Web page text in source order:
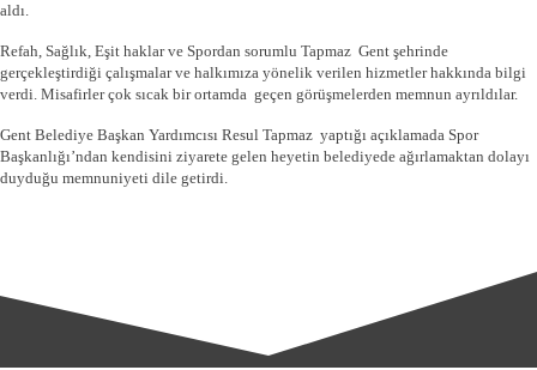
aldı.
Refah, Sağlık, Eşit haklar ve Spordan sorumlu Tapmaz Gent şehrinde
gerçekleştirdiği çalışmalar ve halkımıza yönelik verilen hizmetler hakkında bilgi
verdi. Misafirler çok sıcak bir ortamda geçen görüşmelerden memnun ayrıldılar.
Gent Belediye Başkan Yardımcısı Resul Tapmaz yaptığı açıklamada Spor
Başkanlığı’ndan kendisini ziyarete gelen heyetin belediyede ağırlamaktan dolayı
duyduğu memnuniyeti dile getirdi.